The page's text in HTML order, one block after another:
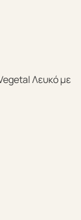
Λευκό με